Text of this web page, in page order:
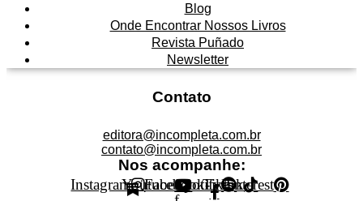
Blog
Onde Encontrar Nossos Livros
Revista Puñado
Newsletter
Contato
editora@incompleta.com.br
contato@incompleta.com.br
Nos acompanhe:
InstagramYoutube
Facebook-
SpotifyTiktok
Pinterest